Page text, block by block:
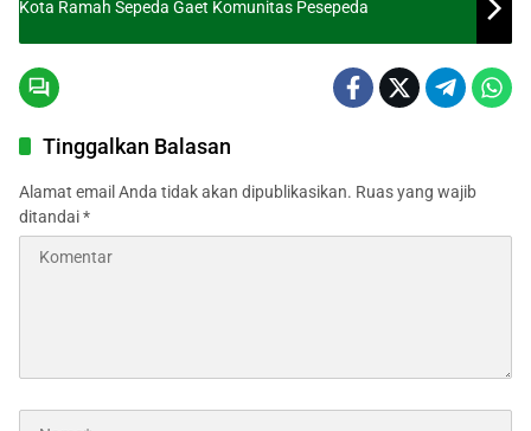
Kota Ramah Sepeda Gaet Komunitas Pesepeda
Tinggalkan Balasan
Alamat email Anda tidak akan dipublikasikan. Ruas yang wajib
ditandai*